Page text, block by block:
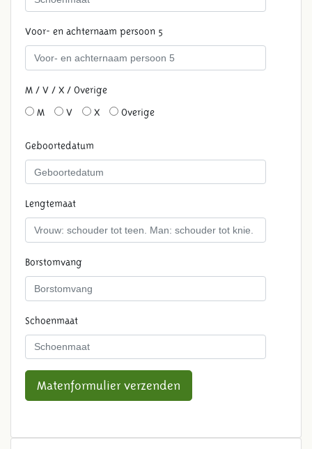
Voor- en achternaam persoon 5
M / V / X / Overige
M
V X Overige
Geboortedatum
Lengtemaat
Borstomvang
Schoenmaat
Matenformulier verzenden